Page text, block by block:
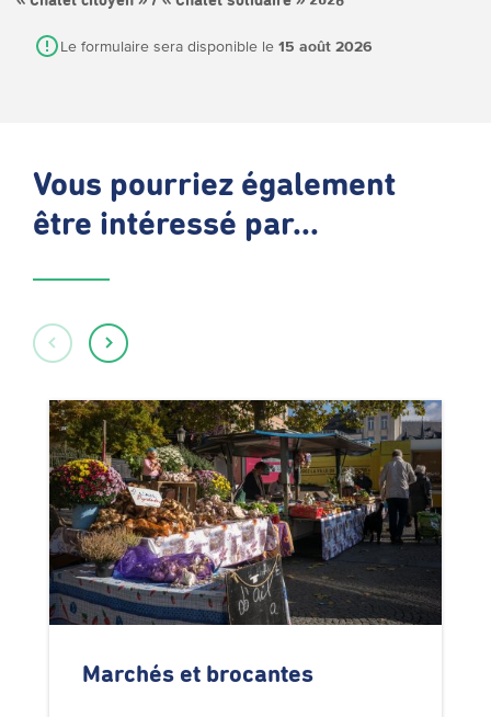
Le formulaire sera disponible le 15 août 2026
Vous pourriez également
être intéressé par...
Marchés et brocantes